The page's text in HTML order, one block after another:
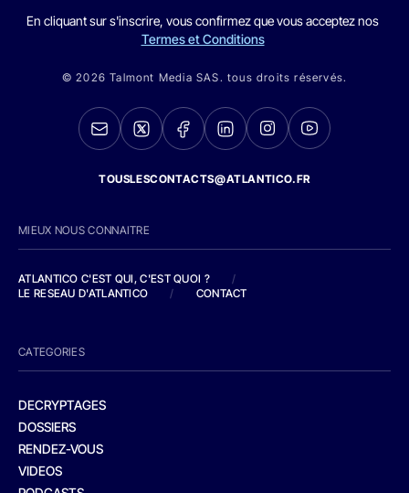
En cliquant sur s'inscrire, vous confirmez que vous acceptez nos
Termes et Conditions
© 2026 Talmont Media SAS. tous droits réservés.
TOUSLESCONTACTS@ATLANTICO.FR
MIEUX NOUS CONNAITRE
ATLANTICO C'EST QUI, C'EST QUOI ?
/
LE RESEAU D'ATLANTICO
/ CONTACT
CATEGORIES
DECRYPTAGES
DOSSIERS
RENDEZ-VOUS
VIDEOS